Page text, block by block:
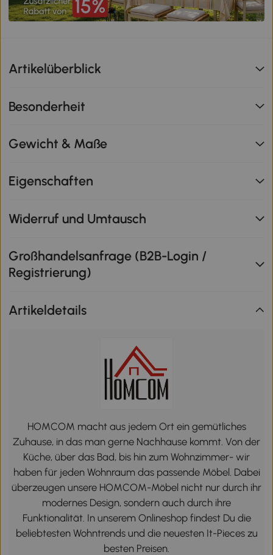
Artikelüberblick
Besonderheit
Gewicht & Maße
Eigenschaften
Widerruf und Umtausch
Großhandelsanfrage (B2B-Login /
Registrierung)
Artikeldetails
HOMCOM macht aus jedem Ort ein gemütliches
Zuhause, in das man gerne Nachhause kommt. Von der
Küche, über das Bad, bis hin zum Wohnzimmer- wir
haben für jeden Wohnraum das passende Möbel. Dabei
überzeugen unsere HOMCOM-Möbel nicht nur durch ihr
modernes Design, sondern auch durch ihre
Funktionalität. In unserem Onlineshop findest Du die
beliebtesten Wohntrends und die neuesten It-Pieces zu
besten Preisen.